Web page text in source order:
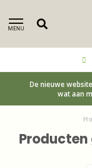
MENU
De nieuwe
wat aan